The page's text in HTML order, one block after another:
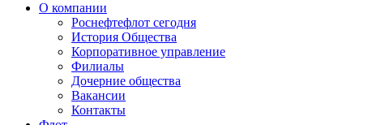
О компании
Роснефтефлот сегодня
История Общества
Корпоративное управление
Филиалы
Дочерние общества
Вакансии
Контакты